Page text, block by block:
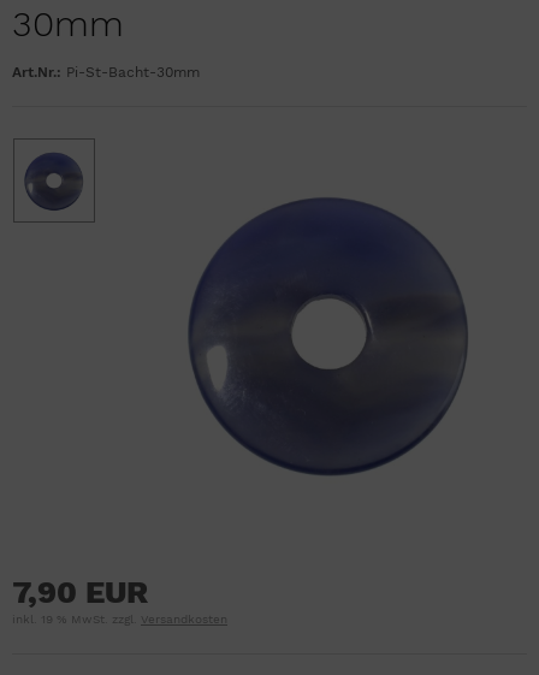
30mm
Art.Nr.: Pi-St-Bacht-30mm
7,90 EUR
inkl. 19 % MwSt. zzgl. Versandkosten